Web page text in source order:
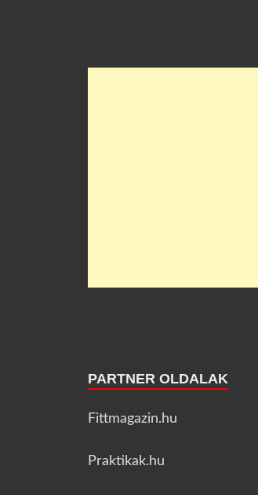
PARTNER OLDALAK
Fittmagazin.hu
Praktikak.hu